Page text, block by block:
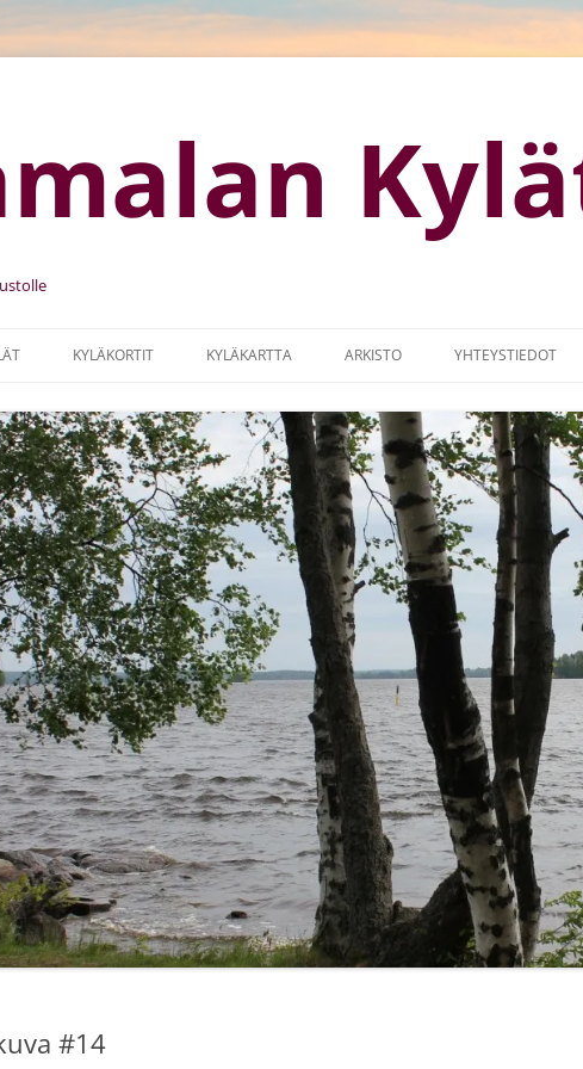
KIRKOT
KYLÄKORTIT KYLÄKARTTA ARKISTO
LOGO
MAASEUTUOHJELMA 2014-2017
SASTAMALA-RETKET 2014
PEEJIIN KOTISEUTURETKET 2015
”KYLÄT TUTUIKSI 2013”
SELVITYS: NUORET JA
KYLÄTOIMINTA
LINKIT
YHTEYSTIEDOT
#14